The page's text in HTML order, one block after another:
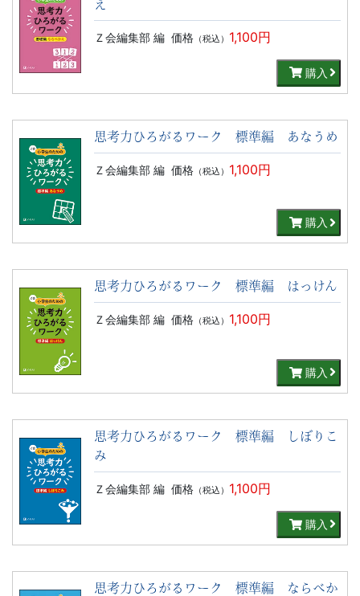
え
Ｚ会編集部 編 価格（税込） 1,100円
購入
思考力ひろがるワーク 標準編 あなうめ
Ｚ会編集部 編 価格（税込） 1,100円
購入
思考力ひろがるワーク 標準編 はっけん
Ｚ会編集部 編 価格（税込） 1,100円
購入
思考力ひろがるワーク 標準編 しぼりこ
み
Ｚ会編集部 編 価格（税込） 1,100円
購入
思考力ひろがるワーク 標準編 ならべか